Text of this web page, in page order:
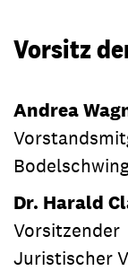
Vorsitz
Andrea
Dr. Harald
Vorsitzender
Juristischer